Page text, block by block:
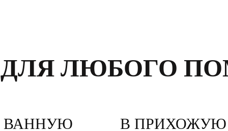
ЛЮБОГО
ВАННУЮ В ПРИХОЖУЮ